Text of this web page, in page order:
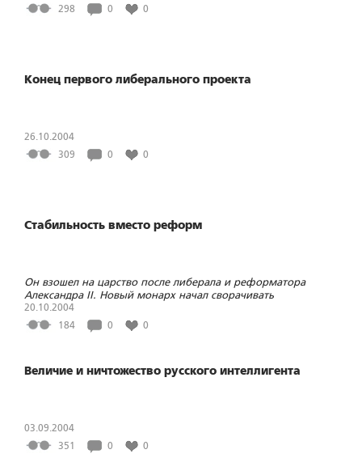
298
0 0
Конец первого либерального проекта
26.10.2004
309
0 0
Стабильность вместо реформ
Он взошел на царство после либерала и реформатора
Александра II. Новый монарх начал сворачивать
либеральные реформы своего предшественника, укреплять
государство.
20.10.2004
184
0 0
Величие и ничтожество русского интеллигента
03.09.2004
351
0 0